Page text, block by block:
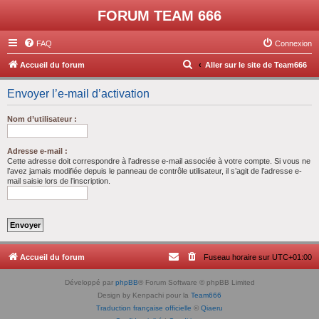
FORUM TEAM 666
FAQ Connexion
Accueil du forum Aller sur le site de Team666
R
e
c
Envoyer l’e-mail d’activation
Nom d’utilisateur :
Adresse e-mail :
Cette adresse doit correspondre à l’adresse e-mail associée à votre compte. Si vous ne
l’avez jamais modifiée depuis le panneau de contrôle utilisateur, il s’agit de l’adresse e-
mail saisie lors de l’inscription.
Accueil du forum Fuseau horaire sur UTC+01:00
Développé par phpBB® Forum Software © phpBB Limited
Design by Kenpachi pour la Team666
Traduction française officielle © Qiaeru